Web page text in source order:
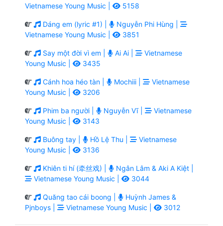
Vietnamese Young Music |
5158
Dáng em (lyric #1) |
Nguyễn Phi Hùng |
Vietnamese Young Music |
3851
Say một đời vì em | Ai Ai |
Vietnamese
Young Music |
3435
Cánh hoa héo tàn | Mochiii |
Vietnamese
Young Music |
3206
Phim ba người | Nguyễn Vĩ |
Vietnamese
Young Music |
3143
Buông tay | Hồ Lệ Thu |
Vietnamese
Young Music |
3136
Khiên ti hí (牵丝戏) |
Ngân Lâm & Aki A Kiệt |
Vietnamese Young Music |
3044
Quăng tao cái boong |
Huỳnh James &
Pjnboys |
Vietnamese Young Music | 3012